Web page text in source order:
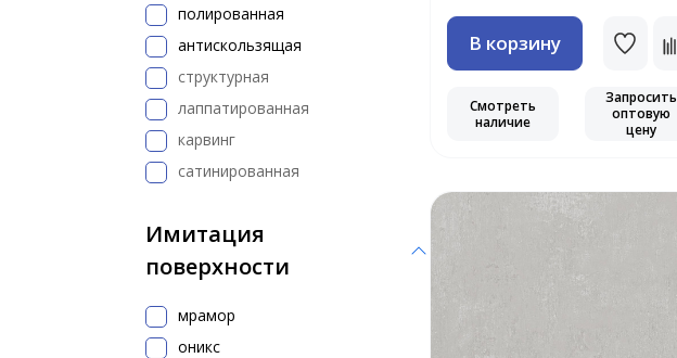
полированная
антискользящая
структурная
лаппатированная
карвинг
сатинированная
Имитация
поверхности
мрамор
оникс
В корзину
Смотреть
наличие
Запросить
оптовую
цену